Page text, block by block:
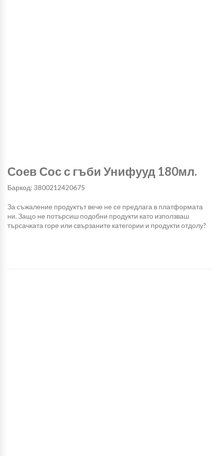
Соев Сос с гъби Унифууд 180мл.
Баркод: 3800212420675
За съжаление продуктът вече не се предлага в платформата
ни. Защо не потърсиш подобни продукти като използваш
търсачката горе или свързаните категории и продукти отдолу?